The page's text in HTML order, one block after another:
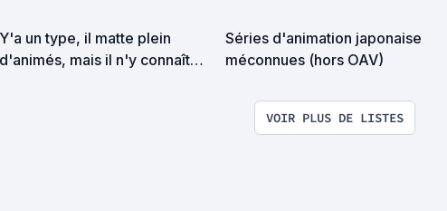
Y'a un type, il matte plein
d'animés, mais il n'y connaît
Séries d'animation japonaise
méconnues (hors OAV)
VOIR PLUS DE LISTES